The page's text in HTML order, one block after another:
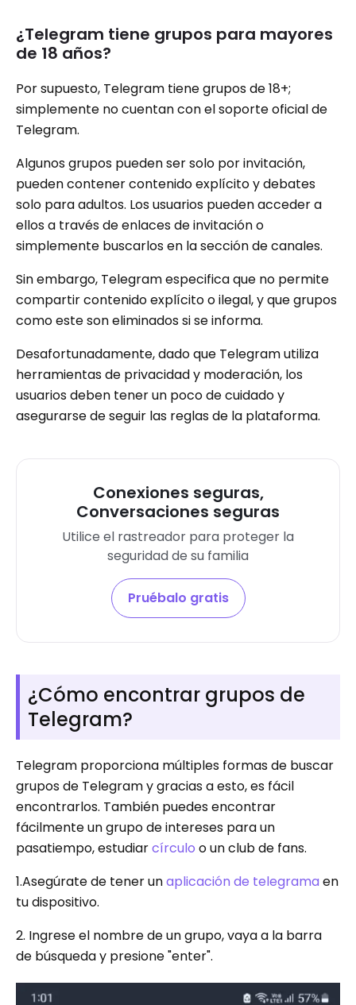
¿Telegram tiene grupos para mayores
de 18 años?
Por supuesto, Telegram tiene grupos de 18+;
simplemente no cuentan con el soporte oficial de
Telegram.
Algunos grupos pueden ser solo por invitación,
pueden contener contenido explícito y debates
solo para adultos. Los usuarios pueden acceder a
ellos a través de enlaces de invitación o
simplemente buscarlos en la sección de canales.
Sin embargo, Telegram especifica que no permite
compartir contenido explícito o ilegal, y que grupos
como este son eliminados si se informa.
Desafortunadamente, dado que Telegram utiliza
herramientas de privacidad y moderación, los
usuarios deben tener un poco de cuidado y
asegurarse de seguir las reglas de la plataforma.
Conexiones seguras,
Conversaciones seguras
Utilice el rastreador para proteger la
seguridad de su familia
Pruébalo gratis
¿Cómo encontrar grupos de
Telegram?
Telegram proporciona múltiples formas de buscar
grupos de Telegram y gracias a esto, es fácil
encontrarlos. También puedes encontrar
fácilmente un grupo de intereses para un
pasatiempo, estudiarcírculo o un club de fans.
1.Asegúrate de tener unaplicación de telegrama en
tu dispositivo.
2. Ingrese el nombre de un grupo, vaya a la barra
de búsqueda y presione "enter".